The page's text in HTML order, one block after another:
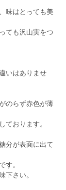
味はとっても美
ても沢山実をつ
いはありませ
のらず赤色が薄
ております。
分が表面に出て
す。
下さい。